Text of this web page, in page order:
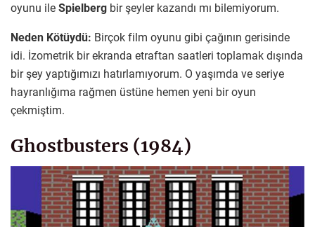
oyunu ile Spielberg bir şeyler kazandı mı bilemiyorum.
Neden Kötüydü: Birçok film oyunu gibi çağının gerisinde
idi. İzometrik bir ekranda etraftan saatleri toplamak dışında
bir şey yaptığımızı hatırlamıyorum. O yaşımda ve seriye
hayranlığıma rağmen üstüne hemen yeni bir oyun
çekmiştim.
Ghostbusters (1984)